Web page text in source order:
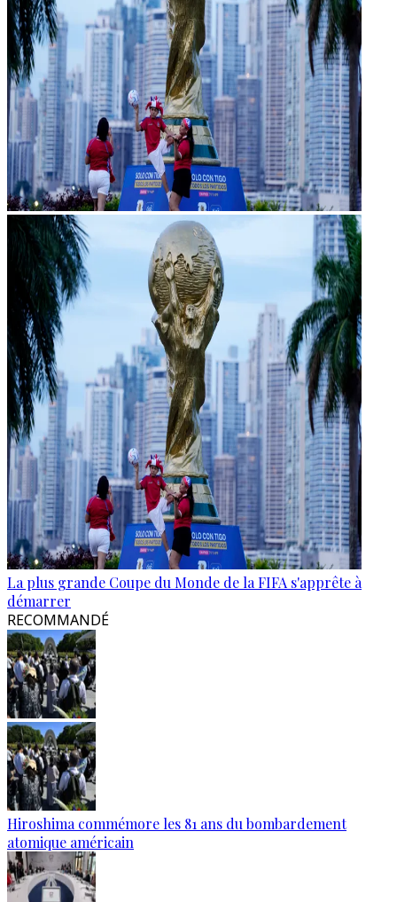
La plus grande Coupe du Monde de la FIFA s'apprête à
démarrer
RECOMMANDÉ
Hiroshima commémore les 81 ans du bombardement
atomique américain